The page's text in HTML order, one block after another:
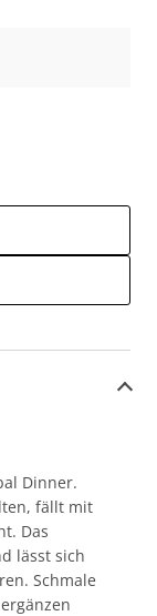
Dinner.
fällt mit
Das
lässt sich
Schmale